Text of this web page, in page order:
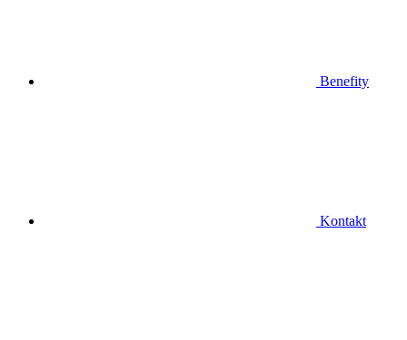
Benefity
Kontakt